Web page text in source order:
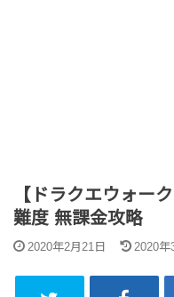
【ドラクエウォー
難度 無課金攻略
2020年2月21日 2020年